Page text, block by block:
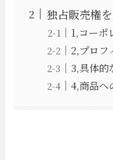
独占販売権
1,コーポ
2,プロフ
3,具体的
4,商品へ